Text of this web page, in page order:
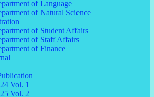
of Language
of Natural Science
of Student Affairs
of Staff Affairs
of Finance
Vol. 1
Vol. 2